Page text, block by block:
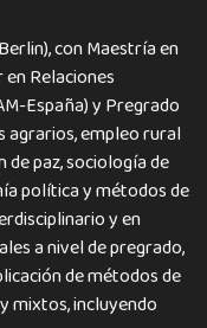
con Maestría en
Relaciones
España) y Pregrado
agrarios, empleo rural
paz, sociología de
política y métodos de
y en
a nivel de pregrado,
de métodos de
mixtos, incluyendo